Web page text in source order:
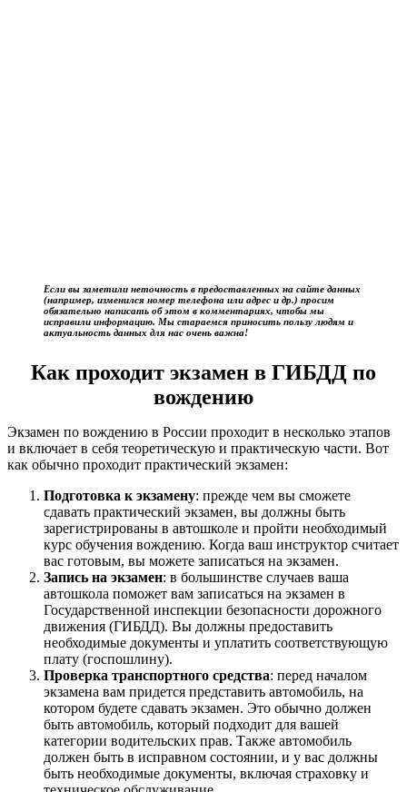
Если вы заметили неточность в предоставленных на сайте данных
(например, изменился номер телефона или адрес и др.) просим
обязательно написать об этом в комментариях, чтобы мы
исправили информацию. Мы стараемся приносить пользу людям и
актуальность данных для нас очень важна!
Как проходит экзамен в ГИБДД по
вождению
Экзамен по вождению в России проходит в несколько этапов
и включает в себя теоретическую и практическую части. Вот
как обычно проходит практический экзамен:
Подготовка к экзамену: прежде чем вы сможете
сдавать практический экзамен, вы должны быть
зарегистрированы в автошколе и пройти необходимый
курс обучения вождению. Когда ваш инструктор считает
вас готовым, вы можете записаться на экзамен.
Запись на экзамен: в большинстве случаев ваша
автошкола поможет вам записаться на экзамен в
Государственной инспекции безопасности дорожного
движения (ГИБДД). Вы должны предоставить
необходимые документы и уплатить соответствующую
плату (госпошлину).
Проверка транспортного средства: перед началом
экзамена вам придется представить автомобиль, на
котором будете сдавать экзамен. Это обычно должен
быть автомобиль, который подходит для вашей
категории водительских прав. Также автомобиль
должен быть в исправном состоянии, и у вас должны
быть необходимые документы, включая страховку и